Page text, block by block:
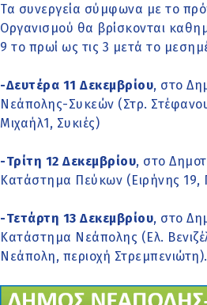
Τα συνεργεία σύμφωνα με το
Οργανισμού θα βρίσκονται
9 το πρωί ως τις 3 μετά το
-Δευτέρα 11 Δεκεμβρίου, στο
Νεάπολης-Συκεών (Στρ.
Μιχαήλ1, Συκιές)
-Τρίτη 12 Δεκεμβρίου, στο
Κατάστημα Πεύκων (Ειρήνης 19,
-Τετάρτη 13 Δεκεμβρίου, στο
Κατάστημα Νεάπολης (Ελ.
Νεάπολη, περιοχή Στρεμπενιώτη).